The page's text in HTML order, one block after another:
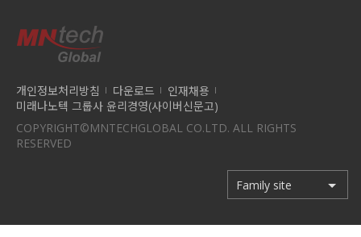
개인정보처리방침 다운로드
인재채용
미래나노텍 그룹사 윤리경영(사이버신문고)
COPYRIGHT©MNTECHGLOBAL CO.LTD. ALL RIGHTS
RESERVED
Family site
Family site